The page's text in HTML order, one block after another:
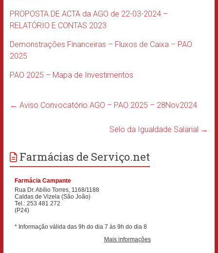
PROPOSTA DE ACTA da AGO de 22-03-2024 –
RELATÓRIO E CONTAS 2023
Demonstrações Financeiras – Fluxos de Caixa – PAO
2025
PAO 2025 – Mapa de Investimentos
← Aviso Convocatório AGO – PAO 2025 – 28Nov2024
Selo da Igualdade Salarial →
Farmácias de Serviço.net